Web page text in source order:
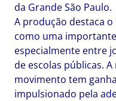
da Grande São Paulo.
A produção destaca
como uma
especialmente entre
de escolas públicas.
movimento tem
impulsionado pela